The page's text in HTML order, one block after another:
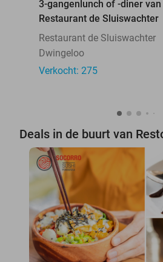
3-gangenlunch of -diner
Restaurant de Sluiswachter
Restaurant de Sluiswachter
Dwingeloo
Verkocht: 275
Deals in de buurt van